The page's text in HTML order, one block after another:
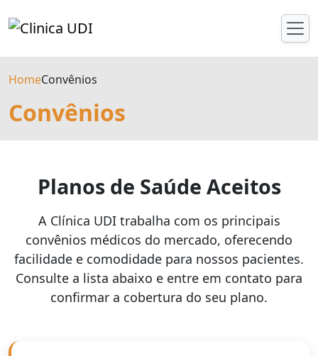
HomeConvênios
Convênios
Planos de Saúde Aceitos
A Clínica UDI trabalha com os principais
convênios médicos do mercado, oferecendo
facilidade e comodidade para nossos pacientes.
Consulte a lista abaixo e entre em contato para
confirmar a cobertura do seu plano.